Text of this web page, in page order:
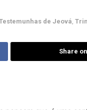
de Jeová
Share